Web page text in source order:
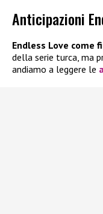
Anticipazioni
Endless Love come
della serie turca, ma
andiamo a leggere le